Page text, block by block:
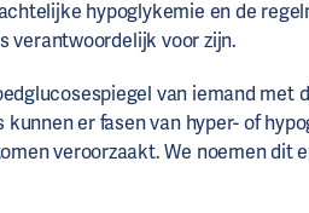
hypoglykemie en de
verantwoordelijk voor zijn.
van iemand met
er fasen van hyper- of
veroorzaakt. We noemen dit